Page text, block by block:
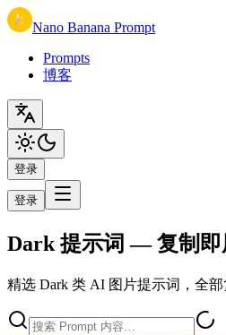
Nano Banana Prompt
Prompts
博客
登录
登录
Dark 提示词 — 复制
精选 Dark 类 AI 图片提示词，全部